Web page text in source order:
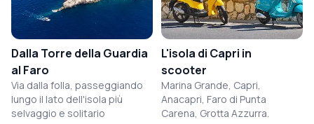
Dalla Torre della Guardia
al Faro
Via dalla folla, passeggiando
lungo il lato dell'isola più
selvaggio e solitario
L'isola di Capri in
scooter
Marina Grande, Capri,
Anacapri, Faro di Punta
Carena, Grotta Azzurra.